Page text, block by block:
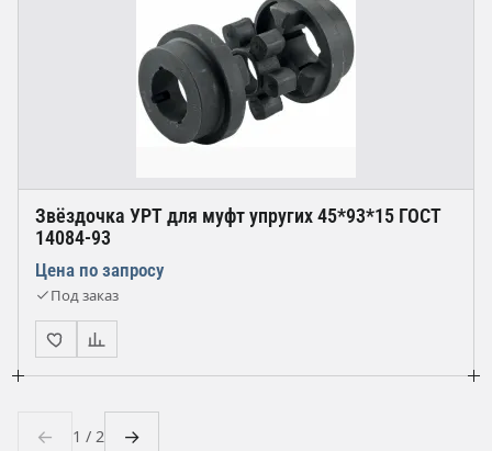
Звёздочка УРТ для муфт упругих 45*93*15 ГОСТ
14084-93
Цена по запросу
Под заказ
← 1 / 2 →